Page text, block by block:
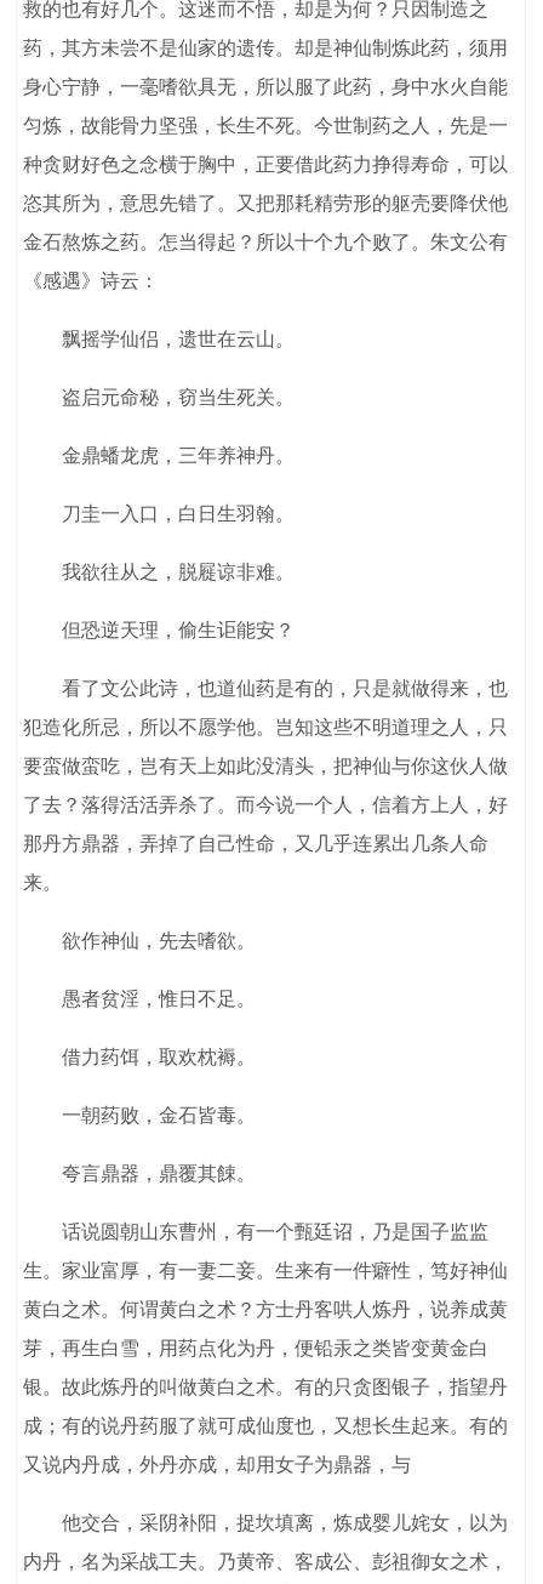
救的也有好几个。这迷而不悟，却是为何？只因制造之
药，其方未尝不是仙家的遗传。却是神仙制炼此药，须用
身心宁静，一毫嗜欲具无，所以服了此药，身中水火自能
匀炼，故能骨力坚强，长生不死。今世制药之人，先是一
种贪财好色之念横于胸中，正要借此药力挣得寿命，可以
恣其所为，意思先错了。又把那耗精劳形的躯壳要降伏他
金石熬炼之药。怎当得起？所以十个九个败了。朱文公有
《感遇》诗云：
飘摇学仙侣，遗世在云山。
盗启元命秘，窃当生死关。
金鼎蟠龙虎，三年养神丹。
刀圭一入口，白日生羽翰。
我欲往从之，脱屣谅非难。
但恐逆天理，偷生讵能安？
看了文公此诗，也道仙药是有的，只是就做得来，也
犯造化所忌，所以不愿学他。岂知这些不明道理之人，只
要蛮做蛮吃，岂有天上如此没清头，把神仙与你这伙人做
了去？落得活活弄杀了。而今说一个人，信着方上人，好
那丹方鼎器，弄掉了自己性命，又几乎连累出几条人命
来。
欲作神仙，先去嗜欲。
愚者贫淫，惟日不足。
借力药饵，取欢枕褥。
一朝药败，金石皆毒。
夸言鼎器，鼎覆其餗。
话说圆朝山东曹州，有一个甄廷诏，乃是国子监监
生。家业富厚，有一妻二妾。生来有一件癖性，笃好神仙
黄白之术。何谓黄白之术？方士丹客哄人炼丹，说养成黄
芽，再生白雪，用药点化为丹，便铅汞之类皆变黄金白
银。故此炼丹的叫做黄白之术。有的只贪图银子，指望丹
成；有的说丹药服了就可成仙度也，又想长生起来。有的
又说内丹成，外丹亦成，却用女子为鼎器，与
他交合，采阴补阳，捉坎填离，炼成婴儿姹女，以为
内丹，名为采战工夫。乃黄帝、客成公、彭祖御女之术，